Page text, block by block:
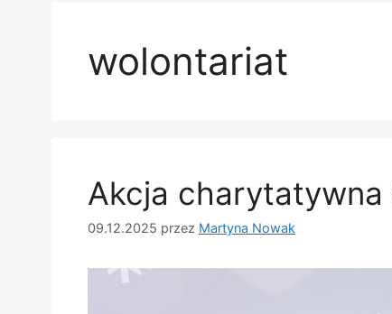
wolontariat
Akcja charytatywna
09.12.2025 przez Martyna Nowak